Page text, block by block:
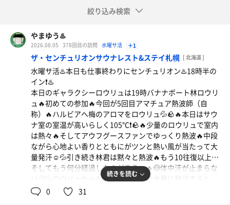
絞り込み検索
やまゆう♨️
2026.08.05 378回目の訪問 水曜サ活 ＋1
ザ・センチュリオンサウナレスト&ステイ札幌 [ 北海道 ]
水曜サ活♨️本日も仕事終わりにセンチュリオン♨️18時半の
イン❗️♨️
本日のギャラクシーロウリュは19時バナナボート林ロウリ
ュ🔥初めての参加🔥今回が5回目アマチュア熱波師（自
称）🔥ハルビアへ梅のアロマをロウリュ💦🪨🔥本日はサウ
ナ室の室温が高いらしく105℃❗️🪨🔥少量のロウリュで室内
は熱々🔥そしてアウフグースファンでゆっくり熱波🔥中段
ながら心地よい香りとともにがツンと熱い風が当たって大
量発汗☺️💦引き続き林君は黙々と熱波🔥もう10往復以上…
そしてもう何分経過したのだろう…🔥😳体中汗が止まらな
い🥵💦ロウリュたった一回でここまで大量に発汗すると
は…🔥🥵そして最後は団扇に変更🔥2往復強めに熱波する
続きを読む
0 31